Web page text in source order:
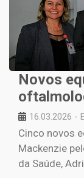
Novos
16.03.2026 -
Cinco novos
Mackenzie
da Saúde,